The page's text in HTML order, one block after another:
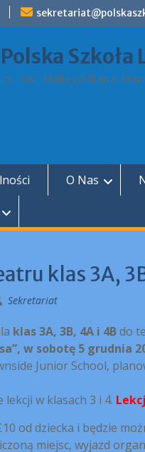
Polska
im. św. Maksymiliana
O Nas
klas 3A,
Sekretariat
klas 3A, 3B, 4A i 4Bdo
w sobotę 5 grudnia
Junior School,
w klasach 3 i 4.
od dziecka i będzie
miejsc, wyjazd